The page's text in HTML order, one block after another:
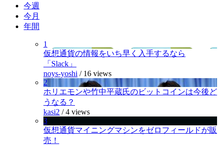
今週
今月
年間
1
仮想通貨の情報をいち早く入手するなら
「Slack」
noys-yoshi / 16 views
2
ホリエモンや竹中平蔵氏のビットコインは今後ど
うなる？
kasi2 /4 views
3
仮想通貨マイニングマシンをゼロフィールドが販
売！